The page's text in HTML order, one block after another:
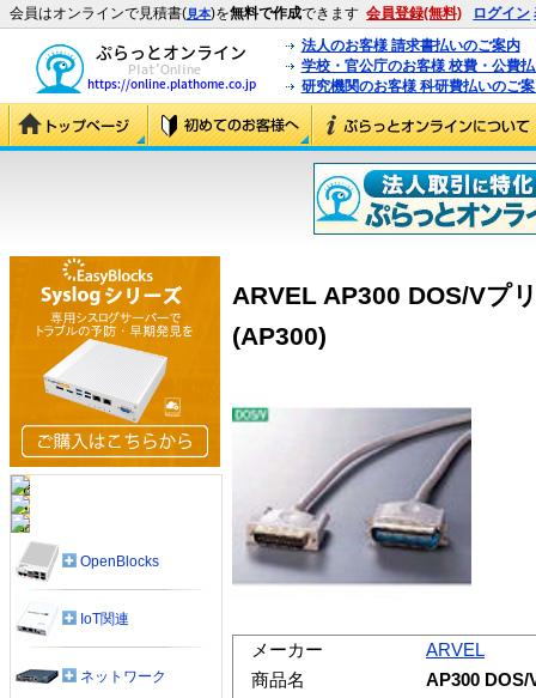
会員はオンラインで見積書(見本)を無料で作成できます 会員登録(無料) ログイン
法人のお客様 請求書払いのご案内
学校・官公庁のお客様 校費・公費
研究機関のお客様 科研費払いのご
ARVEL AP300 DOS/Vプ
(AP300)
メーカー
ARVEL
商品名
AP300 DOS/
OpenBlocks
IoT関連
ネットワーク